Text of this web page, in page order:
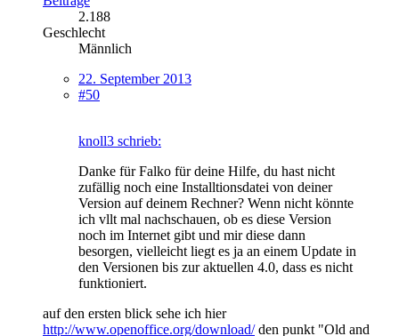
2.188
Geschlecht
Männlich
22. September 2013
#50
knoll3 schrieb:
Danke für Falko für deine Hilfe, du hast nicht
zufällig noch eine Installtionsdatei von deiner
Version auf deinem Rechner? Wenn nicht könnte
ich vllt mal nachschauen, ob es diese Version
noch im Internet gibt und mir diese dann
besorgen, vielleicht liegt es ja an einem Update in
den Versionen bis zur aktuellen 4.0, dass es nicht
funktioniert.
auf den ersten blick sehe ich hier
http://www.openoffice.org/download/den punkt "Old and